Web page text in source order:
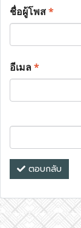
ชื่อผู้โพส*
อีเมล*
ตอบกลับ